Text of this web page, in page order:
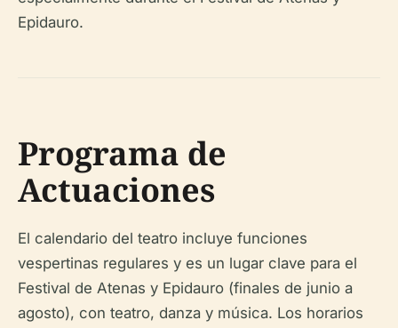
Epidauro.
Programa de
Actuaciones
El calendario del teatro incluye funciones
vespertinas regulares y es un lugar clave para el
Festival de Atenas y Epidauro (finales de junio a
agosto), con teatro, danza y música. Los horarios